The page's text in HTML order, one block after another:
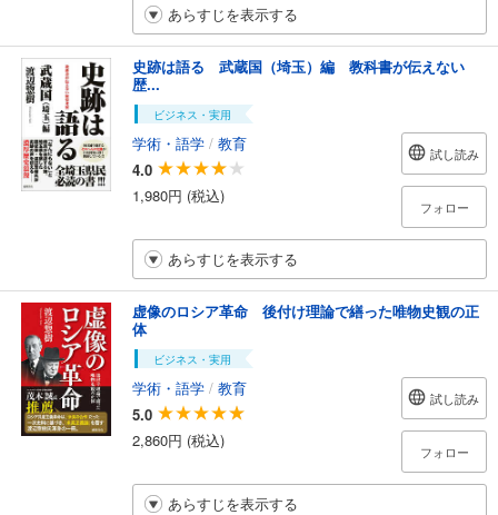
あらすじを表示する
史跡は語る 武蔵国（埼玉）編 教科書が伝えない
歴...
ビジネス・実用
学術・語学 / 教育
4.0
1,980円 (税込)
試し読み
フォロー
あらすじを表示する
虚像のロシア革命 後付け理論で繕った唯物史観の正
体
ビジネス・実用
学術・語学 / 教育
5.0
2,860円 (税込)
試し読み
フォロー
あらすじを表示する